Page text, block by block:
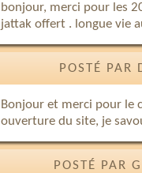
bonjour, merci pour les
jattak offert . longue vie
POSTÉ
Bonjour et merci pour le
ouverture du site, je
POSTÉ PAR